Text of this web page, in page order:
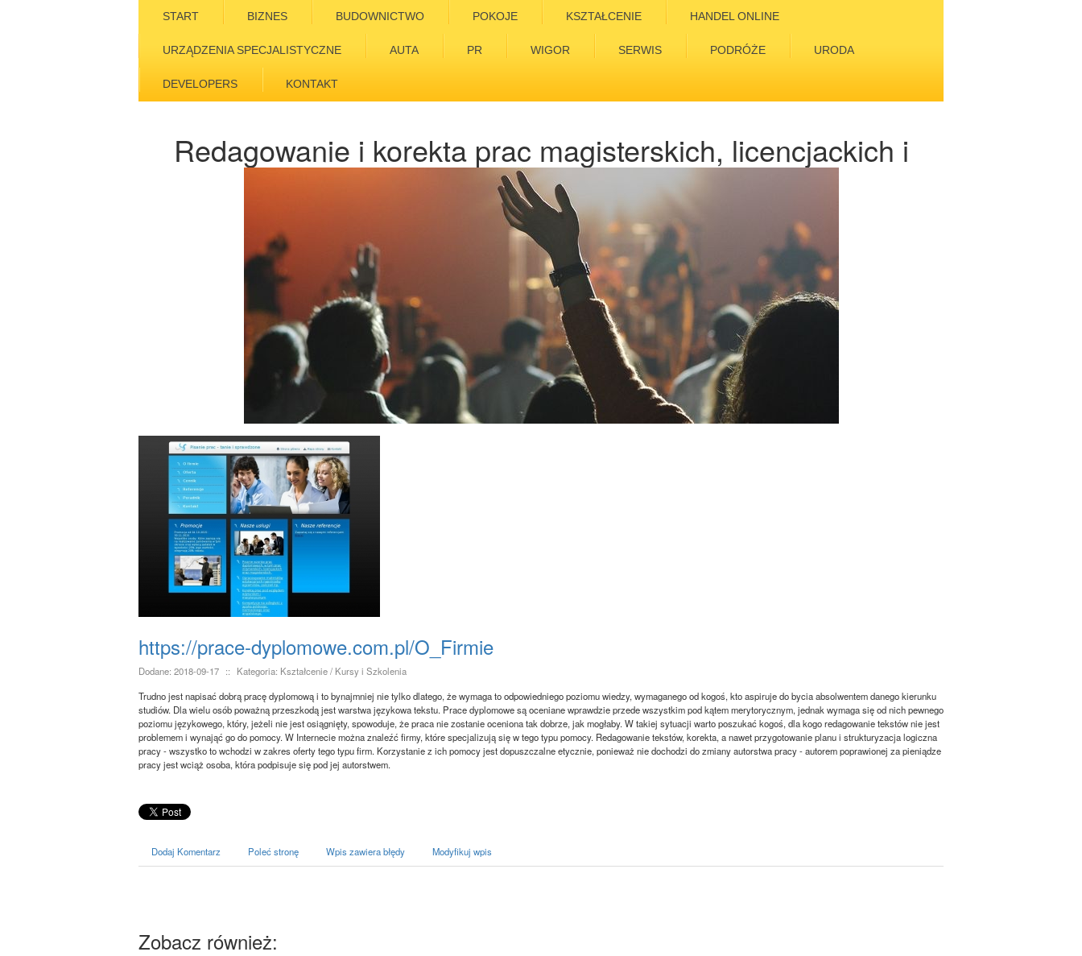
START BIZNES BUDOWNICTWO POKOJE KSZTAŁCENIE HANDEL ONLINE
URZĄDZENIA SPECJALISTYCZNE AUTA PR WIGOR SERWIS PODRÓŻE URODA
DEVELOPERS KONTAKT
Redagowanie i korekta prac magisterskich, licencjackich i
inżynierskich.
https://prace-dyplomowe.com.pl/O_Firmie
Dodane: 2018-09-17 ::
Kategoria: Kształcenie / Kursy i Szkolenia
Trudno jest napisać dobrą pracę dyplomową i to bynajmniej nie tylko dlatego, że wymaga to odpowiedniego poziomu wiedzy, wymaganego od kogoś, kto aspiruje do bycia absolwentem danego kierunku
studiów. Dla wielu osób poważną przeszkodą jest warstwa językowa tekstu. Prace dyplomowe są oceniane wprawdzie przede wszystkim pod kątem merytorycznym, jednak wymaga się od nich pewnego
poziomu językowego, który, jeżeli nie jest osiągnięty, spowoduje, że praca nie zostanie oceniona tak dobrze, jak mogłaby. W takiej sytuacji warto poszukać kogoś, dla kogo redagowanie tekstów nie jest
problemem i wynająć go do pomocy. W Internecie można znaleźć firmy, które specjalizują się w tego typu pomocy. Redagowanie tekstów, korekta, a nawet przygotowanie planu i strukturyzacja logiczna
pracy - wszystko to wchodzi w zakres oferty tego typu firm. Korzystanie z ich pomocy jest dopuszczalne etycznie, ponieważ nie dochodzi do zmiany autorstwa pracy - autorem poprawionej za pieniądze
pracy jest wciąż osoba, która podpisuje się pod jej autorstwem.
Dodaj Komentarz Poleć stronę Wpis zawiera błędy Modyfikuj wpis
Zobacz również: